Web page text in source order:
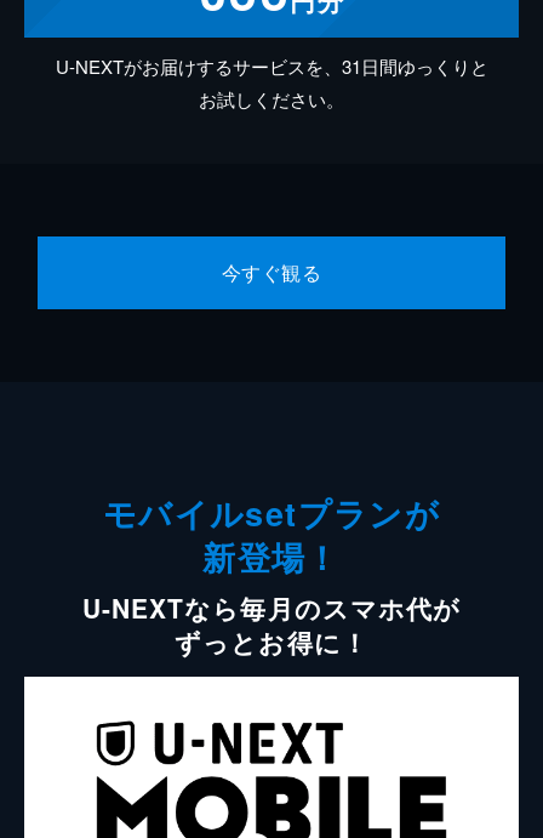
U-NEXTがお届けするサービスを、31日間ゆっくりと
お試しください。
今すぐ観る
モバイルsetプランが
新登場！
U-NEXTなら毎月のスマホ代が
ずっとお得に！